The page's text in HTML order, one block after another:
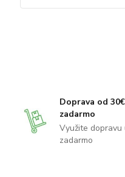
Doprava od 30€
zadarmo
Využite dopravu
zadarmo